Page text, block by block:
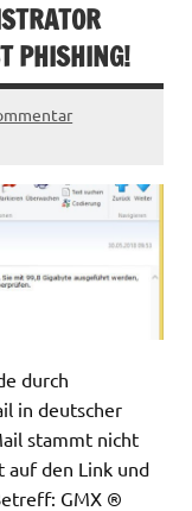
PHISHING!
durch
in deutscher
stammt nicht
auf den Link und
GMX ®